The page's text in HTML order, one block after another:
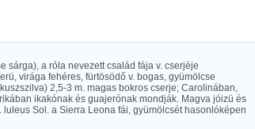
sárga), a róla nevezett család fája v. cserjéje
virága fehéres, fürtösödő v. bogas, gyümölcse
2,5-3 m. magas bokros cserje; Carolinában,
ikakónak és guajerónak mondják. Magva jóizü és
Sol. a Sierra Leona fái, gyümölcsét hasonlóképen